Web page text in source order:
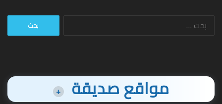
البحث
مواقع صديقة +